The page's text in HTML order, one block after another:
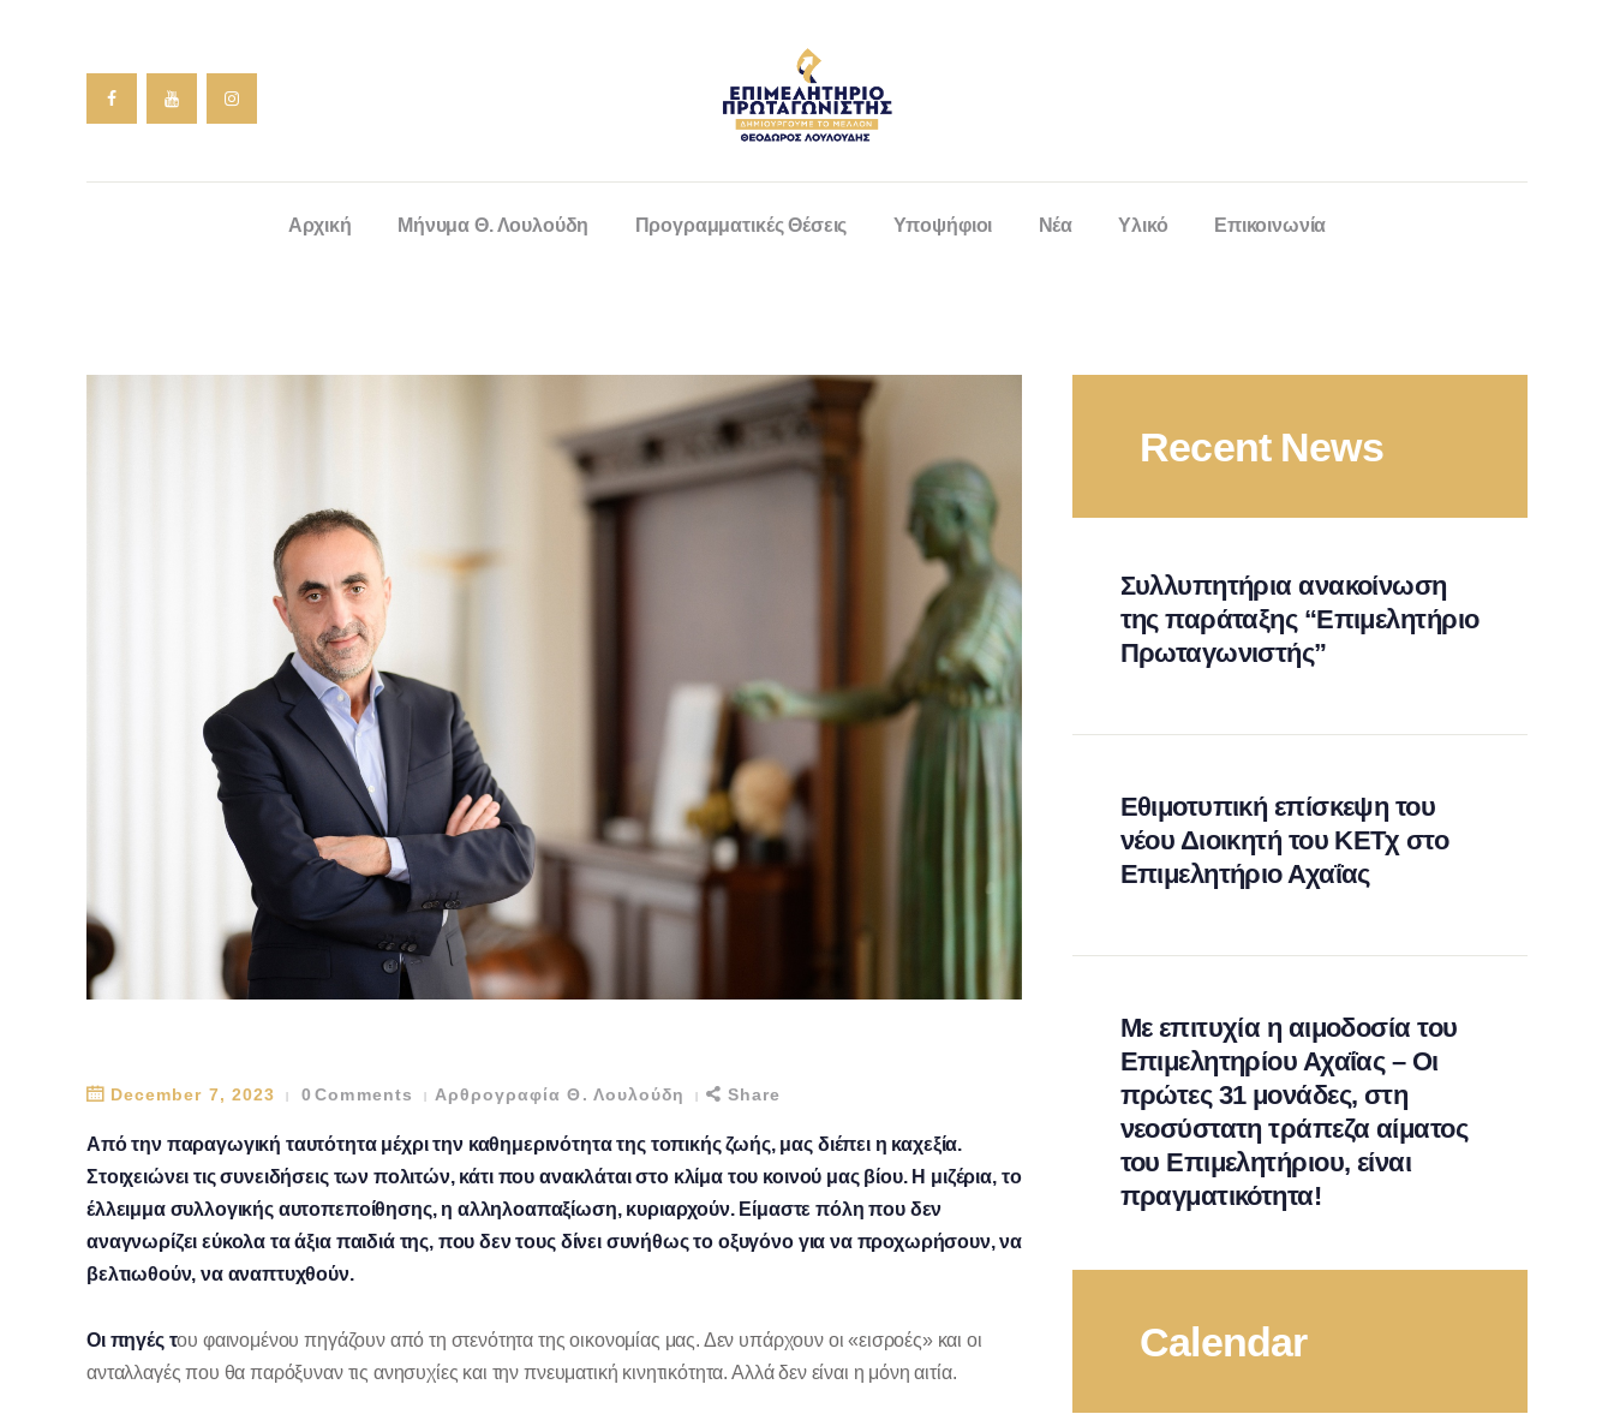
Αρχική Μήνυμα Θ. Λουλούδη Προγραμματικές Θέσεις Υποψήφιοι Νέα Υλικό Επικοινωνία
December 7, 2023 0 Comments Αρθρογραφία Θ. Λουλούδη Share
Από την παραγωγική ταυτότητα μέχρι την καθημερινότητα της τοπικής ζωής, μας διέπει η καχεξία.
Στοιχειώνει τις συνειδήσεις των πολιτών, κάτι που ανακλάται στο κλίμα του κοινού μας βίου. Η μιζέρια, το
έλλειμμα συλλογικής αυτοπεποίθησης, η αλληλοαπαξίωση, κυριαρχούν. Είμαστε πόλη που δεν
αναγνωρίζει εύκολα τα άξια παιδιά της, που δεν τους δίνει συνήθως το οξυγόνο για να προχωρήσουν, να
βελτιωθούν, να αναπτυχθούν.
Οι πηγές του φαινομένου πηγάζουν από τη στενότητα της οικονομίας μας. Δεν υπάρχουν οι «εισροές» και οι
ανταλλαγές που θα παρόξυναν τις ανησυχίες και την πνευματική κινητικότητα. Αλλά δεν είναι η μόνη αιτία.
Recent News
Συλλυπητήρια ανακοίνωση
της παράταξης “Επιμελητήριο
Πρωταγωνιστής”
Εθιμοτυπική επίσκεψη του
νέου Διοικητή του ΚΕΤχ στο
Επιμελητήριο Αχαΐας
Με επιτυχία η αιμοδοσία του
Επιμελητηρίου Αχαΐας – Οι
πρώτες 31 μονάδες, στη
νεοσύστατη τράπεζα αίματος
του Επιμελητήριου, είναι
πραγματικότητα!
Calendar